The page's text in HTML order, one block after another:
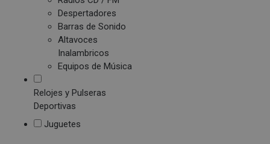
Despertadores
Barras de Sonido
Altavoces
Inalambricos
Equipos de Música
Relojes y Pulseras
Deportivas
Juguetes